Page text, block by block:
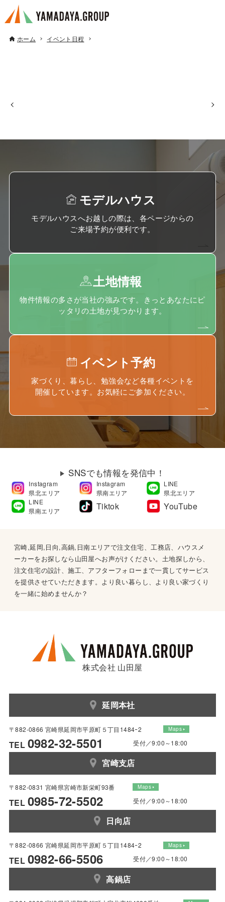
ホーム イベント日程
モデルハウス
モデルハウスへお越しの際は、各ページからの
ご来場予約が便利です。
土地情報
物件情報の多さが当社の強みです。きっとあなたにピ
ッタリの土地が見つかります。
イベント予約
家づくり、暮らし、勉強会など各種イベントを
開催しています。お気軽にご参加ください。
SNSでも情報を発信中！
Instagram
県北エリア
Instagram
県南エリア
LINE
県北エリア
LINE
県南エリア
Tiktok YouTube
宮崎,延岡,日向,高鍋,日南エリアで注文住宅、工務店、ハウスメ
ーカーをお探しなら山田屋へお声がけください。土地探しから、
注文住宅の設計、施工、アフターフォローまで一貫してサービス
を提供させていただきます。より良い暮らし、より良い家づくり
を一緒に始めませんか？
株式会社 山田屋
延岡本社
〒882-0866 宮崎県延岡市平原町５丁目1484ｰ2 Maps
TEL 0982-32-5501 受付／9:00～18:00
宮崎支店
〒882-0831 宮崎県宮崎市新栄町93番 Maps
TEL 0985-72-5502 受付／9:00～18:00
日向店
〒882-0866 宮崎県延岡市平原町５丁目1484ｰ2 Maps
TEL 0982-66-5506 受付／9:00～18:00
高鍋店